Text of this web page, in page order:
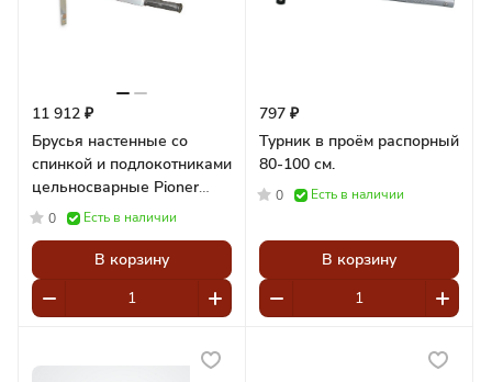
11 912 ₽
Брусья настенные со
спинкой и подлокотниками
цельносварные Pioner
A17860
0 Есть в наличии
В корзину
797 ₽
Турник в проём распорный
80-100 см.
0 Есть в наличии
В корзину